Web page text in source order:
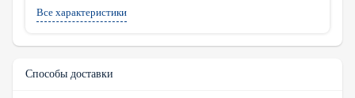
Все характеристики
Способы доставки